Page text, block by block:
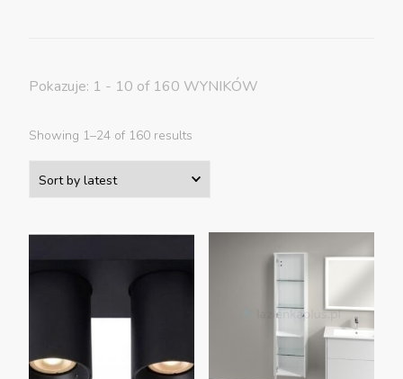
Pokazuje: 1 - 10 of 160 WYNIKÓW
Showing 1–24 of 160 results